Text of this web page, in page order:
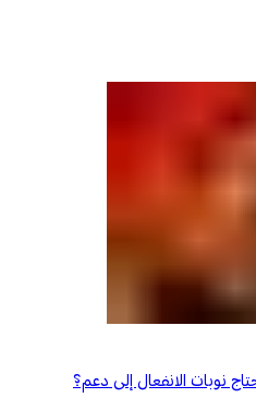
نوبات الانفعال إلى دعم؟